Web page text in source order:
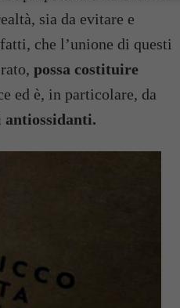
sia da evitare e
che l’unione di questi
possa costituire
ed è, in particolare, da
antiossidanti.